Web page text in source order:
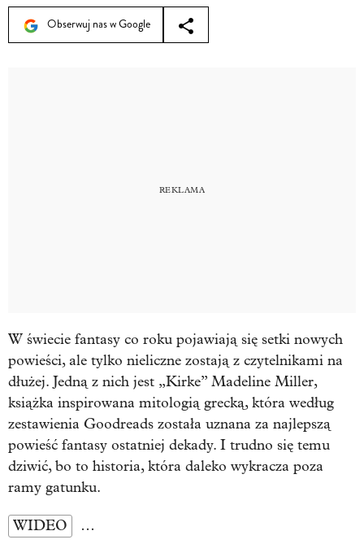
Obserwuj nas w Google
W świecie fantasy co roku pojawiają się setki nowych
powieści, ale tylko nieliczne zostają z czytelnikami na
dłużej. Jedną z nich jest „Kirke” Madeline Miller,
książka inspirowana mitologią grecką, która według
zestawienia Goodreads została uznana za najlepszą
powieść fantasy ostatniej dekady. I trudno się temu
dziwić, bo to historia, która daleko wykracza poza
ramy gatunku.
WIDEO …